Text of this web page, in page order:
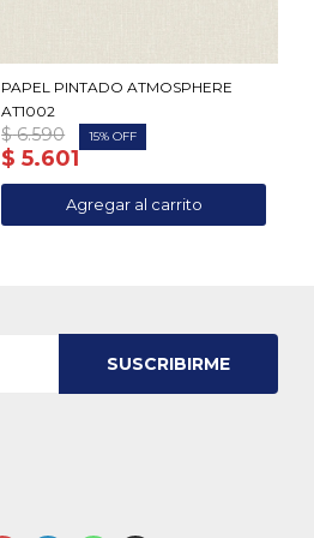
PAPEL PINTADO ATMOSPHERE
AT1002
$ 5.601
$ 6.590 15
SUSCRIBIRME